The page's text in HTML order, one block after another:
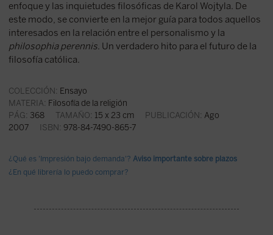
enfoque y las inquietudes filosóficas de Karol Wojtyla. De
este modo, se convierte en la mejor guía para todos aquellos
interesados en la relación entre el personalismo y la
philosophia perennis. Un verdadero hito para el futuro de la
filosofía católica.
COLECCIÓN: Ensayo
MATERIA: Filosofía de la religión
PÁG: 368 TAMAÑO: 15 x 23 cm PUBLICACIÓN: Ago
2007 ISBN: 978-84-7490-865-7
¿Qué es 'Impresión bajo demanda'? Aviso importante sobre plazos
¿En qué librería lo puedo comprar?